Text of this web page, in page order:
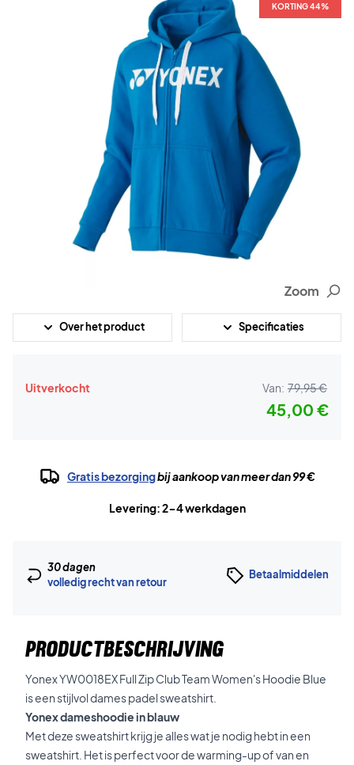
KORTING 44%
Zoom
Over het product Specificaties
Uitverkocht Van: 79,95 €
45,00 €
Gratis bezorgingbij aankoop van meer dan 99 €
Levering: 2-4 werkdagen
30 dagen
volledig recht van retour
Betaalmiddelen
PRODUCTBESCHRIJVING
Yonex YW0018EX Full Zip Club Team Women's Hoodie Blue
is een stijlvol dames padel sweatshirt.
Yonex dameshoodie in blauw
Met deze sweatshirt krijg je alles wat je nodig hebt in een
sweatshirt. Het is perfect voor de warming-up of van en